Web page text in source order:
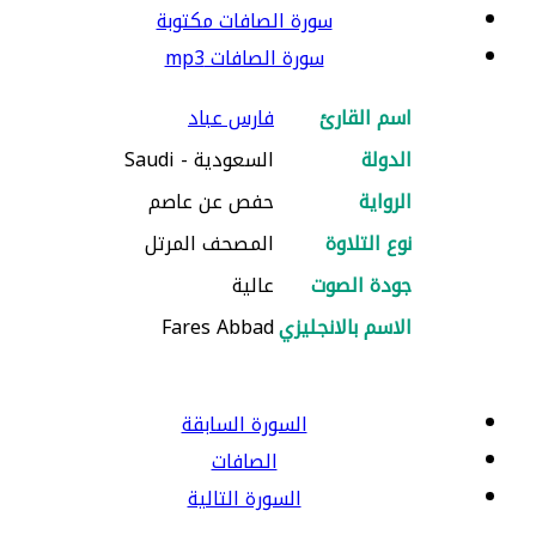
سورة الصافات مكتوبة
سورة الصافات mp3
اسم القارئ
فارس عباد
الدولة
السعودية - Saudi
الرواية
حفص عن عاصم
نوع التلاوة
المصحف المرتل
جودة الصوت
عالية
الاسم بالانجليزيFares Abbad
السورة السابقة
الصافات
السورة التالية